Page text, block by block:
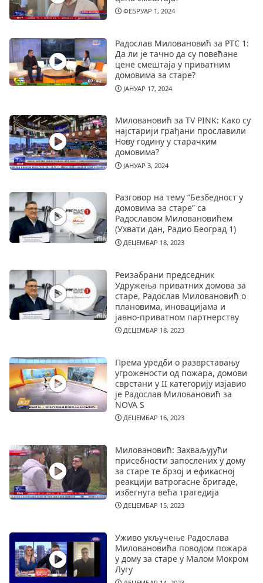
ФЕБРУАР 1, 2024
Радослав Миловановић за РТС 1:
Да ли је тачно да су повећане
цене смештаја у приватним
домовима за старе?
ЈАНУАР 17, 2024
Миловановић за TV PINK: Како су
најстарији грађани прославили
Нову годину у старачким
домовима?
ЈАНУАР 3, 2024
Разговор на тему “Безбедност у
домовима за старе” са
Радославом Миловановићем
(Ухвати дан, Радио Београд 1)
ДЕЦЕМБАР 18, 2023
Реизабрани председник
Удружења приватних домова за
старе, Радослав Миловановић о
плановима, иновацијама и
јавно-приватном партнерству
ДЕЦЕМБАР 18, 2023
Према уредби о разврставању
угрожености од пожара, домови
сврстани у II категорију изјавио
је Радослав Миловановић за
NOVA S
ДЕЦЕМБАР 16, 2023
Миловановић: Захваљујући
присебности запослених у дому
за старе те брзој и ефикасној
реакцији ватрогасне бригаде,
избегнута већа трагедија
ДЕЦЕМБАР 15, 2023
Уживо укључење Радослава
Миловановића поводом пожара
у дому за старе у Малом Мокром
Лугу